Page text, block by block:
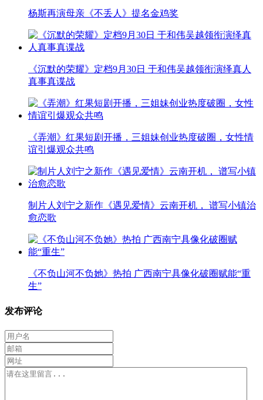
杨斯再演母亲《不丢人》提名金鸡奖
《沉默的荣耀》定档9月30日 于和伟吴越领衔演绎真人
真事真谍战
《弄潮》红果短剧开播，三姐妹创业热度破圈，女性情
谊引爆观众共鸣
制片人刘宁之新作《遇见爱情》云南开机， 谱写小镇治
愈恋歌
《不负山河不负她》热拍 广西南宁具像化破圈赋能“重
生”
发布评论